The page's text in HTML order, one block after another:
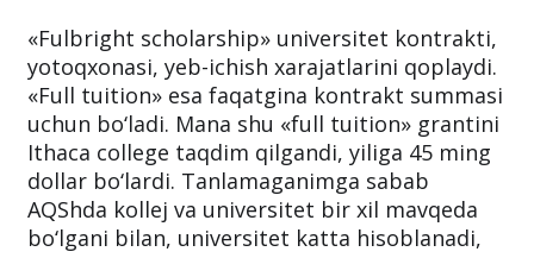
«Fulbright scholarship» universitet kontrakti,
yotoqxonasi, yeb-ichish xarajatlarini qoplaydi.
«Full tuition» esa faqatgina kontrakt summasi
uchun bo‘ladi. Mana shu «full tuition» grantini
Ithaca college taqdim qilgandi, yiliga 45 ming
dollar bo‘lardi. Tanlamaganimga sabab
AQShda kollej va universitet bir xil mavqeda
bo‘lgani bilan, universitet katta hisoblanadi,